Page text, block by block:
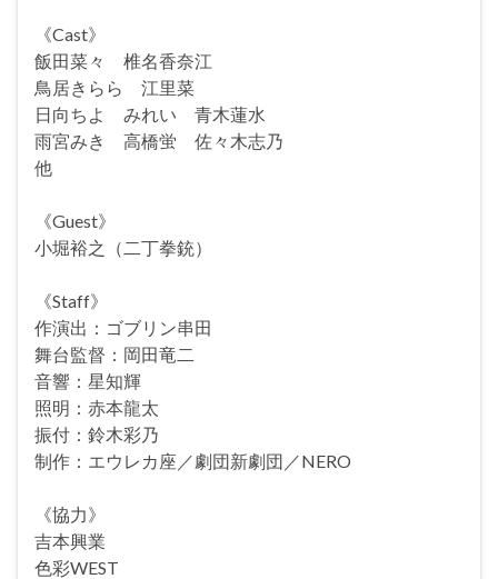
《Cast》
飯田菜々 椎名香奈江
鳥居きらら 江里菜
日向ちよ みれい 青木蓮水
雨宮みき 高橋蛍 佐々木志乃
他
《Guest》
小堀裕之（二丁拳銃）
《Staff》
作演出：ゴブリン串田
舞台監督：岡田竜二
音響：星知輝
照明：赤本龍太
振付：鈴木彩乃
制作：エウレカ座／劇団新劇団／NERO
《協力》
吉本興業
色彩WEST